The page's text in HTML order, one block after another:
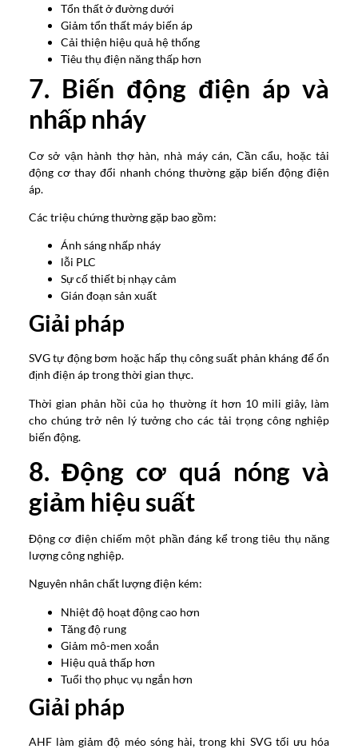
Tổn thất ở đường dưới
Giảm tổn thất máy biến áp
Cải thiện hiệu quả hệ thống
Tiêu thụ điện năng thấp hơn
7. Biến động điện áp và
nhấp nháy
Cơ sở vận hành thợ hàn, nhà máy cán, Cần cẩu, hoặc tải
động cơ thay đổi nhanh chóng thường gặp biến động điện
áp.
Các triệu chứng thường gặp bao gồm:
Ánh sáng nhấp nháy
lỗi PLC
Sự cố thiết bị nhạy cảm
Gián đoạn sản xuất
Giải pháp
SVG tự động bơm hoặc hấp thụ công suất phản kháng để ổn
định điện áp trong thời gian thực.
Thời gian phản hồi của họ thường ít hơn 10 mili giây, làm
cho chúng trở nên lý tưởng cho các tải trọng công nghiệp
biến động.
8. Động cơ quá nóng và
giảm hiệu suất
Động cơ điện chiếm một phần đáng kể trong tiêu thụ năng
lượng công nghiệp.
Nguyên nhân chất lượng điện kém:
Nhiệt độ hoạt động cao hơn
Tăng độ rung
Giảm mô-men xoắn
Hiệu quả thấp hơn
Tuổi thọ phục vụ ngắn hơn
Giải pháp
AHF làm giảm độ méo sóng hài, trong khi SVG tối ưu hóa